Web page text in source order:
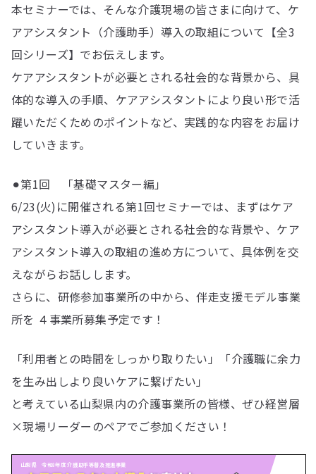
本セミナーでは、そんな介護現場の皆さまに向けて、ケ
アアシスタント（介護助手）導入の取組について【全3
回シリーズ】でお伝えします。
ケアアシスタントが必要とされる社会的な背景から、具
体的な導入の手順、ケアアシスタントにより良い形で活
躍いただくためのポイントなど、実践的な内容をお届け
していきます。
⚫︎第1回 「基礎マスター編」
6/23(火)に開催される第1回セミナーでは、まずはケア
アシスタント導入が必要とされる社会的な背景や、ケア
アシスタント導入の取組の進め方について、具体例を交
えながらお話しします。
さらに、研修参加事業所の中から、伴走支援モデル事業
所を ４事業所募集予定です！
「利用者との時間をしっかり取りたい」「介護職に余力
を生み出しより良いケアに繋げたい」
と考えている山梨県内の介護事業所の皆様、ぜひ経営層
×現場リーダーのペアでご参加ください！